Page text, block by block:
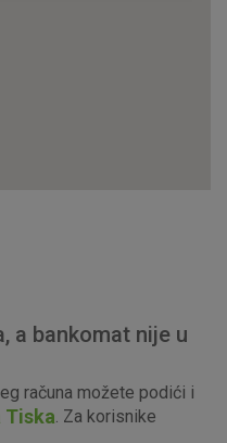
a bankomat nije u
računa možete podići i
Tiska . Za korisnike
internetske stranice i
koje uključuju zahtjev
Svoj preglednik